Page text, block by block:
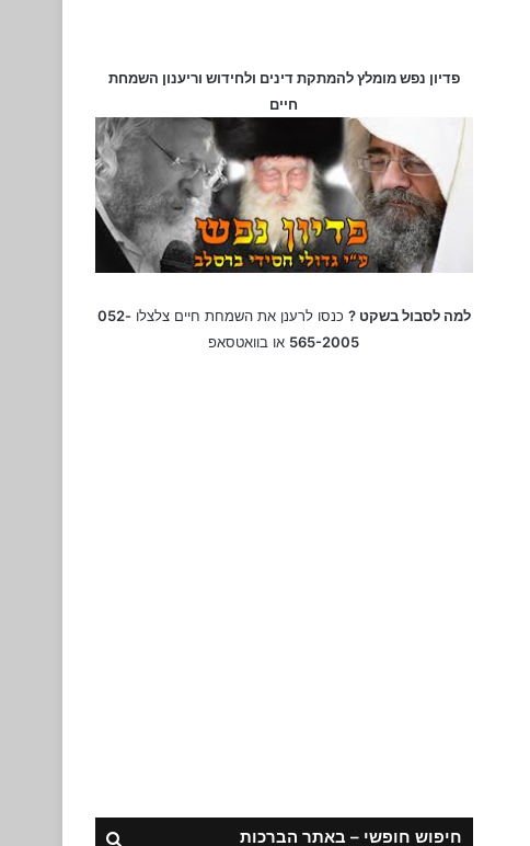
פדיון נפש מומלץ להמתקת דינים ולחידוש וריענון השמחת
חיים
למה לסבול בשקט ? כנסו לרענן את השמחת חיים צלצלו 052-
565-2005 או בוואטסאפ
חיפוש חופשי – באתר הברכות